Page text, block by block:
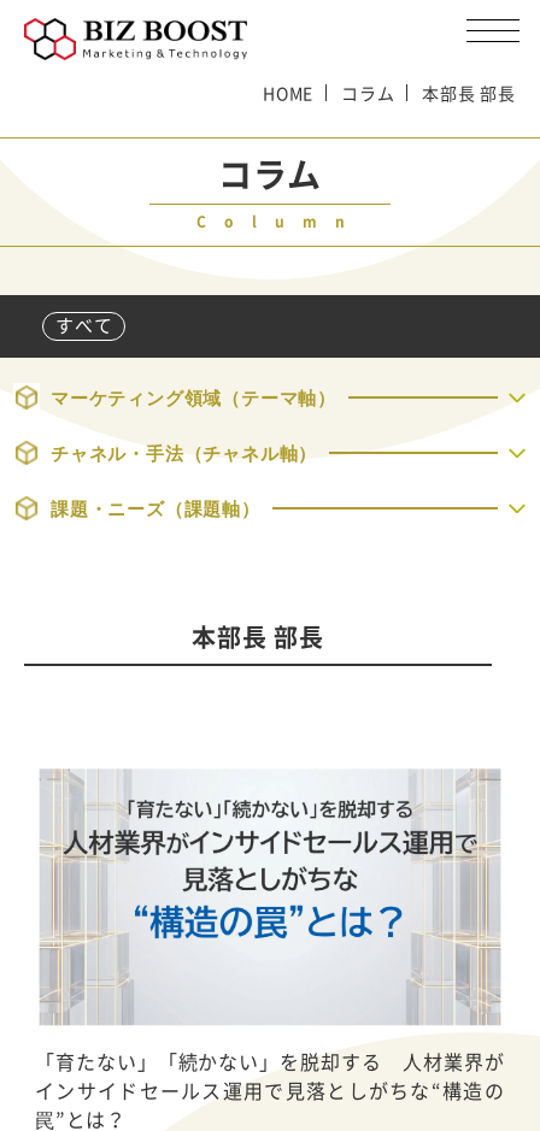
HOME コラム 本部長 部長
コラム
Column
すべて
マーケティング領域（テーマ軸）
チャネル・手法（チャネル軸）
課題・ニーズ（課題軸）
本部長 部長
「育たない」「続かない」を脱却する 人材業界が
インサイドセールス運用で見落としがちな“構造の
罠”とは？